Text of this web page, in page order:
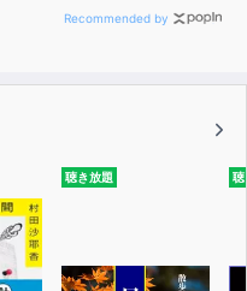
Recommended by
聴き放題 聴